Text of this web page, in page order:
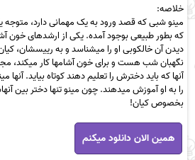
خلاصه:
مینو شبی که قصد ورود به یک مهمانی دارد،
که بطور طبیعی بوجود آمده. یکی از ارشدهای خون
دیدن آن خالکوبی او را میشناسد و به رییسشان،
نگهبان شب هست و برای خون آشامها کار میکند،
آنها که باید دخترش را تعلیم دهند کوتاه بیاید. آنها
را به او آموزش میدهند. چون مینو تنها دختر بین
بخصوص کیان!
رمان
پرنیان
شب
همین الان دانلود میکنم